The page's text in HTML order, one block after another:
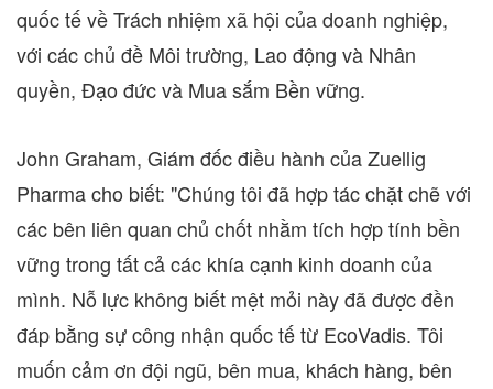
quốc tế về Trách nhiệm xã hội của doanh nghiệp,
với các chủ đề Môi trường, Lao động và Nhân
quyền, Đạo đức và Mua sắm Bền vững.
John Graham, Giám đốc điều hành của Zuellig
Pharma cho biết: "Chúng tôi đã hợp tác chặt chẽ với
các bên liên quan chủ chốt nhằm tích hợp tính bền
vững trong tất cả các khía cạnh kinh doanh của
mình. Nỗ lực không biết mệt mỏi này đã được đền
đáp bằng sự công nhận quốc tế từ EcoVadis. Tôi
muốn cảm ơn đội ngũ, bên mua, khách hàng, bên